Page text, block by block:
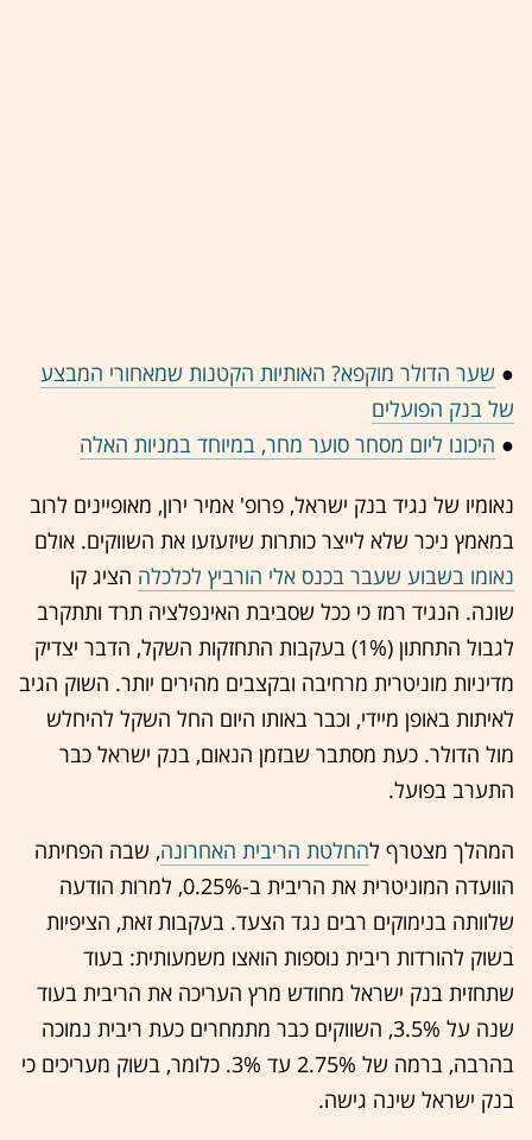
● שער הדולר מוקפא? האותיות הקטנות שמאחורי המבצע
של בנק הפועלים
● היכונו ליום מסחר סוער מחר, במיוחד במניות האלה
נאומיו של נגיד בנק ישראל, פרופ' אמיר ירון, מאופיינים לרוב
במאמץ ניכר שלא לייצר כותרות שיזעזעו את השווקים. אולם
נאומו בשבוע שעבר בכנס אלי הורביץ לכלכלה הציג קו
שונה. הנגיד רמז כי ככל שסביבת האינפלציה תרד ותתקרב
לגבול התחתון (1%) בעקבות התחזקות השקל, הדבר יצדיק
מדיניות מוניטרית מרחיבה ובקצבים מהירים יותר. השוק הגיב
לאיתות באופן מיידי, וכבר באותו היום החל השקל להיחלש
מול הדולר. כעת מסתבר שבזמן הנאום, בנק ישראל כבר
התערב בפועל.
המהלך מצטרף להחלטת הריבית האחרונה, שבה הפחיתה
הוועדה המוניטרית את הריבית ב-0.25%, למרות הודעה
שלוותה בנימוקים רבים נגד הצעד. בעקבות זאת, הציפיות
בשוק להורדות ריבית נוספות הואצו משמעותית: בעוד
שתחזית בנק ישראל מחודש מרץ העריכה את הריבית בעוד
שנה על 3.5%, השווקים כבר מתמחרים כעת ריבית נמוכה
בהרבה, ברמה של 2.75% עד 3%. כלומר, בשוק מעריכים כי
בנק ישראל שינה גישה.